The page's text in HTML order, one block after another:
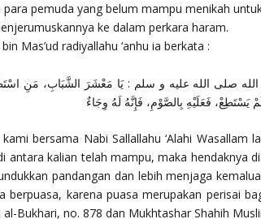
pemuda yang belum mampu menikah
ke dalam perkara haram.
Mas’ud radiyallahu ‘anhu ia berkata :
صلى الله عليه و سلم : يَا مَعْشَرَ الشَّبَابِ، مَنِ
فَعَلَيْهِ بِالصَّوْمِ، فَإِنَّهُ لَهُ وِجَاءٌ
bersama Nabi Sallallahu ‘Alahi Wasallam
antara kalian telah mampu, maka hendaknya
pandangan dan lebih menjaga
berpuasa, karena puasa merupakan perisai
al-Bukhari, no. 878 dan Mukhtashar Shahih